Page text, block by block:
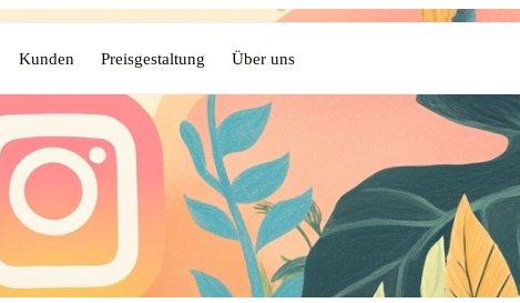
Kunden Preisgestaltung Über uns